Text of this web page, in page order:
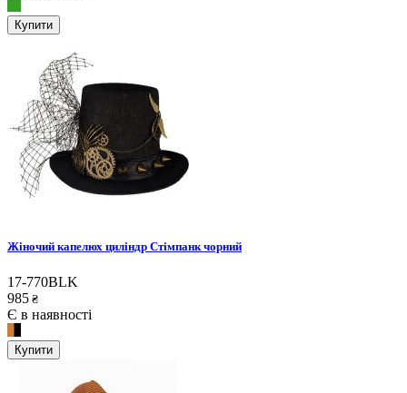
Купити
Жіночий капелюх циліндр Стімпанк чорний
17-770BLK
985 ₴
Є в наявності
Купити